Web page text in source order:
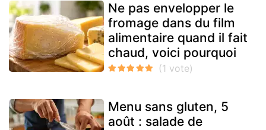
Ne pas envelopper le
fromage dans du film
alimentaire quand il fait
chaud, voici pourquoi
Menu sans gluten, 5
août : salade de